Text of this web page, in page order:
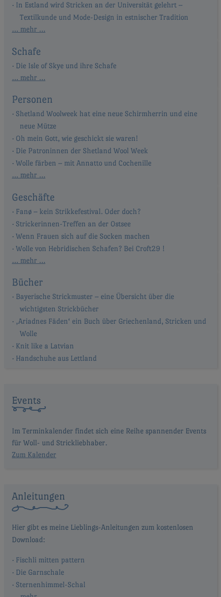
In Estland wird Stricken an der Universität gelehrt –
Textilkunde und Mode-Design in estnischer Tradition
… mehr …
Schafe
Die Isle of Skye und ihre Schafe
… mehr …
Personen
Shetland Woolweek hat eine neue Schirmherrin und eine
neue Mütze
Oh mein Gott, wie geschickt sie waren!
Die Patroninnen der Shetland Wool Week
Wolle färben – mit Annatto und Cochenille
… mehr …
Geschäfte
Fanø – kein Strikkefestival. Oder doch?
Strickerinnen-Treffen an der Ostsee
Wenn Frauen sich auf die Socken machen
Wolle von Hebridischen Schafen? Bei Croft29 !
… mehr …
Bücher
Bayerische Strickmuster – eine Übersicht über die
wichtigsten Strickbücher
‚Ariadnes Fäden‘ ein Buch über Griechenland, Stricken und
Wolle
Knit like a Latvian
Handschuhe aus Lettland
Events
Im Terminkalender findet sich eine Reihe spannender Events
für Woll- und Strickliebhaber.
Zum Kalender
Anleitungen
Fischli mitten pattern
Die Garnschale
Sternenhimmel-Schal